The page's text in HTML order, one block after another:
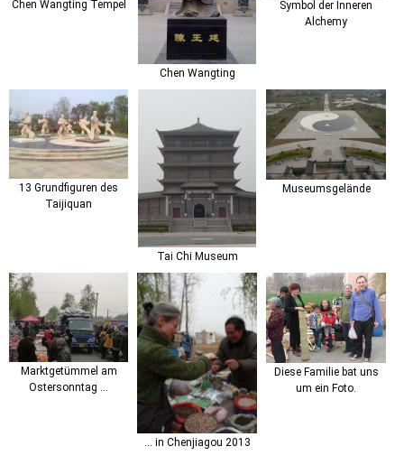
Chen Wangting Tempel
Chen Wangting
Symbol der Inneren
Alchemy
13 Grundfiguren des
Taijiquan
Tai Chi Museum
Museumsgelände
Marktgetümmel am
Ostersonntag ...
... in Chenjiagou 2013
Diese Familie bat uns
um ein Foto.